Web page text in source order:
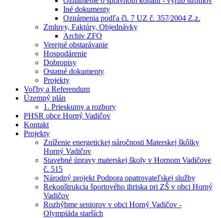
Iné dokumenty
Oznámenia podľa čl. 7 UZ č. 357⁄2004 Z.z.
Zmluvy, Faktúry, Objednávky
Archiv ZFO
Verejné obstarávanie
Hospodárenie
Dobropisy
Ostatné dokumenty
Projekty
Voľby a Referendum
Územný plán
1. Prieskumy a rozbory
PHSR obce Horný Vadičov
Kontakt
Projekty
Zníženie energetickej náročnosti Materskej škôlky
Horný Vadičov
Stavebné úpravy materskej školy v Hornom Vadičove
č. 515
Národný projekt Podpora opatrovateľskej služby
Rekonštrukcia športového ihriska pri ZŠ v obci Horný
Vadičov
Rozhýbme seniorov v obci Horný Vadičov -
Olympiáda starších